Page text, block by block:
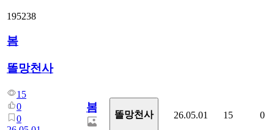
195238
봄
똘망천사
15
0
0
봄
똘망천사 26.05.01 15 0